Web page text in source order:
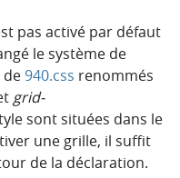
pas activé par défaut
le système de
de940.css renommés
grid-
sont situées dans le
une grille, il suffit
de la déclaration.